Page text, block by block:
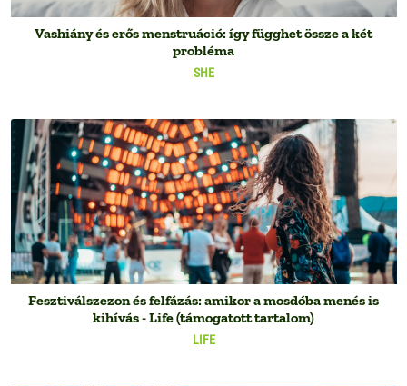
SHE
Vashiány és erős menstruáció: így függhet össze a két
probléma
LIFE
Fesztiválszezon és felfázás: amikor a mosdóba menés is
kihívás - Life (támogatott tartalom)